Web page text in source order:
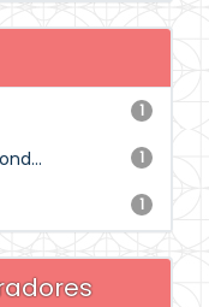
1
1
1